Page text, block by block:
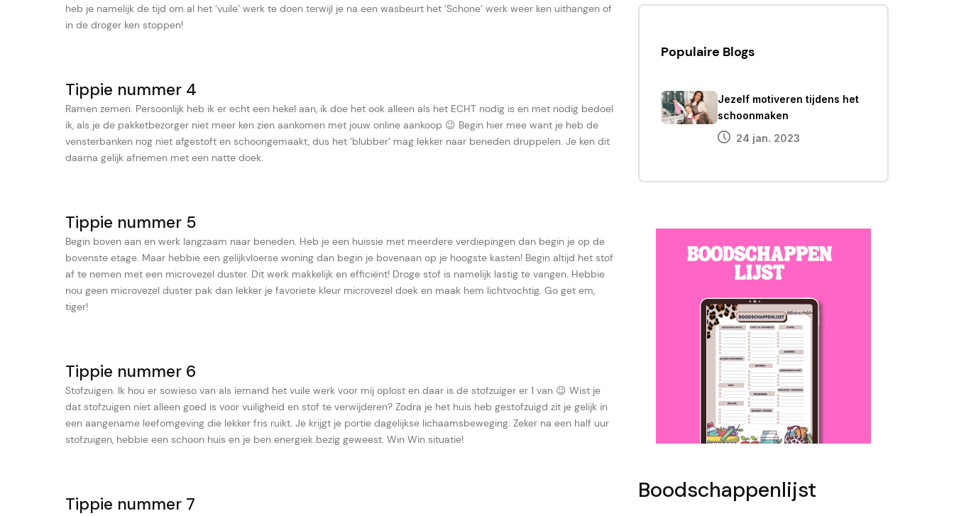
heb je namelijk de tijd om al het ‘vuile’ werk te doen terwijl je na een wasbeurt het ‘Schone’ werk weer ken uithangen of
in de droger ken stoppen!
Tippie nummer 4
Ramen zemen. Persoonlijk heb ik er echt een hekel aan, ik doe het ook alleen als het ECHT nodig is en met nodig bedoel
ik, als je de pakketbezorger niet meer ken zien aankomen met jouw online aankoop 😉 Begin hier mee want je heb de
vensterbanken nog niet afgestoft en schoongemaakt, dus het ‘blubber’ mag lekker naar beneden druppelen. Je ken dit
daarna gelijk afnemen met een natte doek.
Tippie nummer 5
Begin boven aan en werk langzaam naar beneden. Heb je een huissie met meerdere verdiepingen dan begin je op de
bovenste etage. Maar hebbie een gelijkvloerse woning dan begin je bovenaan op je hoogste kasten! Begin altijd het stof
af te nemen met een microvezel duster. Dit werk makkelijk en efficiënt! Droge stof is namelijk lastig te vangen. Hebbie
nou geen microvezel duster pak dan lekker je favoriete kleur microvezel doek en maak hem lichtvochtig. Go get em,
tiger!
Tippie nummer 6
Stofzuigen. Ik hou er sowieso van als iemand het vuile werk voor mij oplost en daar is de stofzuiger er 1 van 😉 Wist je
dat stofzuigen niet alleen goed is voor vuiligheid en stof te verwijderen? Zodra je het huis heb gestofzuigd zit je gelijk in
een aangename leefomgeving die lekker fris ruikt. Je krijgt je portie dagelijkse lichaamsbeweging. Zeker na een half uur
stofzuigen, hebbie een schoon huis en je ben energiek bezig geweest. Win Win situatie!
Tippie nummer 7
Populaire Blogs
Jezelf motiveren tijdens het
schoonmaken
24 jan. 2023
Boodschappenlijst